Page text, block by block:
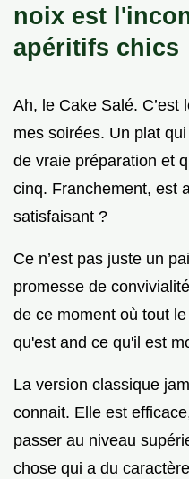
noix est
apéritifs chics
Ah, le Cake Salé. C’est
mes soirées. Un plat
de vraie préparation et
cinq. Franchement, est
satisfaisant ?
Ce n’est pas juste un
promesse de
de ce moment où tout
qu'est and ce qu'il est
La version classique
connait. Elle est
passer au niveau
chose qui a du